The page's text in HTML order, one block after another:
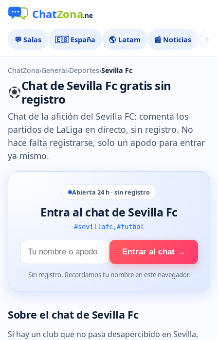
💬 Salas 🇪🇸 España 🌎 Latam 📰 Noticias 🏅
ChatZona›General›Deportes›Sevilla Fc
Chat de Sevilla Fc gratis sin
registro
Chat de la afición del Sevilla FC: comenta los
partidos de LaLiga en directo, sin registro. No
hace falta registrarse, solo un apodo para entrar
ya mismo.
Abierta 24 h · sin registro
Entra al chat de Sevilla Fc
#sevillafc,#futbol
Tu
nombre
Entrar al chat →
Sin registro. Recordamos tu nombre en este navegador.
Sobre el chat de Sevilla Fc
Si hay un club que no pasa desapercibido en Sevilla,